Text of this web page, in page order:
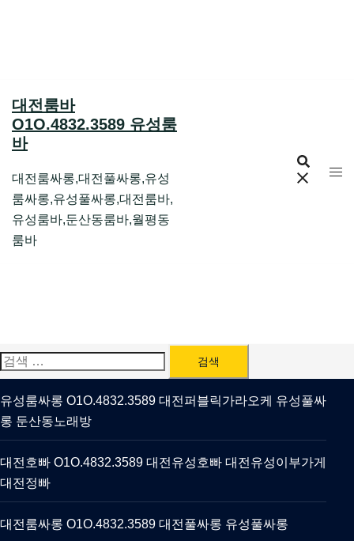
대전룸바
O1O.4832.3589 유성룸
바
대전룸싸롱,대전풀싸롱,유성
룸싸롱,유성풀싸롱,대전룸바,
유성룸바,둔산동룸바,월평동
룸바
검
색:
유성룸싸롱 O1O.4832.3589 대전퍼블릭가라오케 유성풀싸
롱 둔산동노래방
대전호빠 O1O.4832.3589 대전유성호빠 대전유성이부가게
대전정빠
대전룸싸롱 O1O.4832.3589 대전풀싸롱 유성풀싸롱